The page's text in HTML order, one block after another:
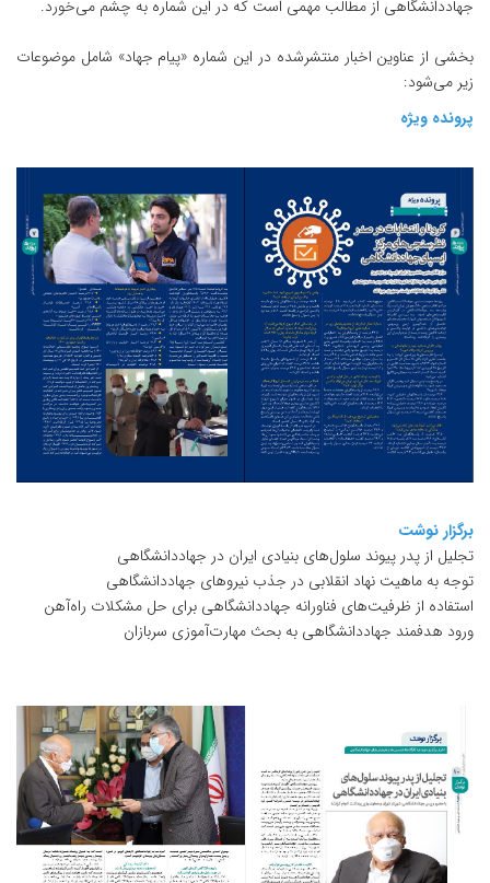
جهاددانشگاهی از مطالب مهمی است که در این شماره به چشم می‌خورد.
بخشی از عناوین اخبار منتشرشده در این شماره «پیام جهاد» شامل موضوعات
زیر می‌شود:
پرونده ویژه
برگزار نوشت
تجلیل از پدر پیوند سلول‌های بنیادی ایران در جهاددانشگاهی
توجه به ماهیت نهاد انقلابی در جذب نیروهای جهاددانشگاهی
استفاده از ظرفیت‌های فناورانه جهاددانشگاهی برای حل مشکلات راه‌آهن
ورود هدفمند جهاددانشگاهی به بحث مهارت‌آموزی سربازان